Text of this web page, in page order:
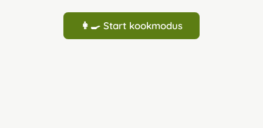
👩‍🍳 Start kookmodus